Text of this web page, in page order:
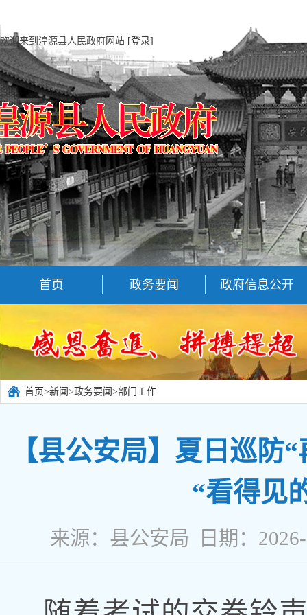
欢迎来到湟源县人民政府网站 [登录]
首页 政务要闻 政府信息公开
首页>新闻 >政务要闻 >部门工作
【县公安局】夏日巡
“看得见
来源：县公安局 日期：